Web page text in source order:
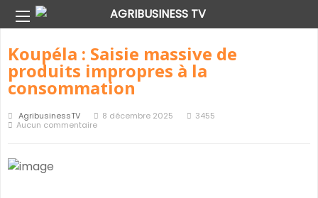
Normes sanitaires Archive
Koupéla : Saisie massive de
produits impropres à la
consommation
AgribusinessTV 8 décembre 2025
3455
Aucun commentaire